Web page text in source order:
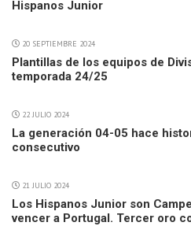
Hispanos Junior
20 SEPTIEMBRE 2024
Plantillas de los equipos de
temporada 24/25
22 JULIO 2024
La generación 04-05 hace
consecutivo
21 JULIO 2024
Los Hispanos Junior son
vencer a Portugal. Tercer oro